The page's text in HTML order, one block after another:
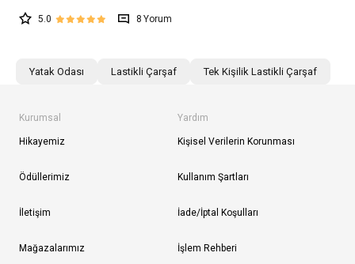
5.0 8
Yatak Odası Lastikli Çarşaf Tek Kişilik Lastikli Çarşaf
Kurumsal
Hikayemiz
Ödüllerimiz
İletişim
Mağazalarımız
Yardım
Kişisel Verilerin Korunması
Kullanım Şartları
İade/İptal Koşulları
İşlem Rehberi